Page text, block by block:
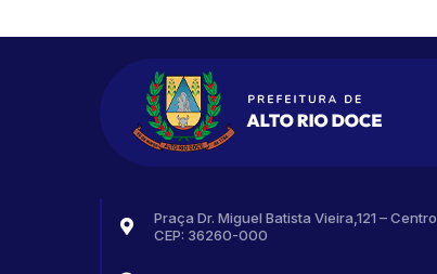
Praça Dr. Miguel Batista Vieira,121 – Centro
CEP: 36260-000